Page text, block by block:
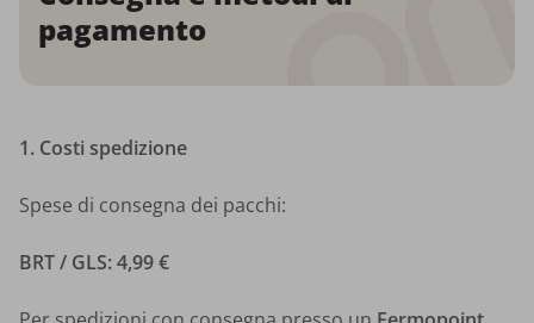
pagamento
1. Costi spedizione
Spese di consegna dei pacchi:
BRT / GLS: 4,99 €